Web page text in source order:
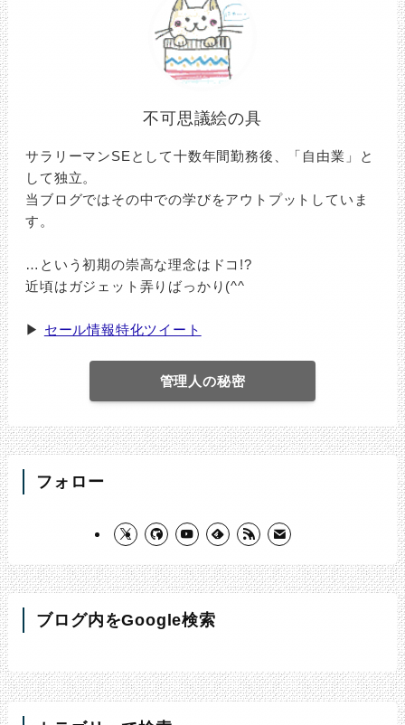
不可思議絵の具
サラリーマンSEとして十数年間勤務後、「自由業」と
して独立。
当ブログではその中での学びをアウトプットしていま
す。
…という初期の崇高な理念はドコ!?
近頃はガジェット弄りばっかり(^^ゞ
▶ セール情報特化ツイート
管理人の秘密
フォロー
ブログ内をGoogle検索